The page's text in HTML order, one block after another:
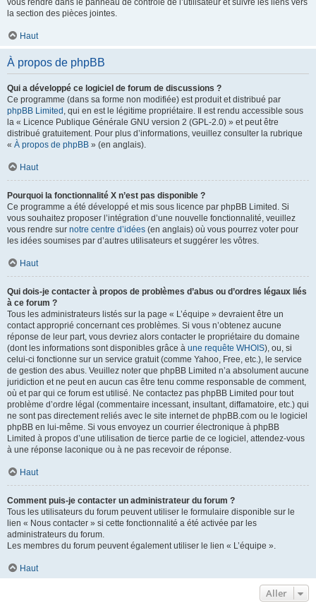
vous rendre dans le panneau de contrôle de l’utilisateur et suivre les liens vers
la section des pièces jointes.
Haut
À propos de phpBB
Qui a développé ce logiciel de forum de discussions ?
Ce programme (dans sa forme non modifiée) est produit et distribué par
phpBB Limited , qui en est le légitime propriétaire. Il est rendu accessible sous
la « Licence Publique Générale GNU version 2 (GPL-2.0) » et peut être
distribué gratuitement. Pour plus d’informations, veuillez consulter la rubrique
« À propos de phpBB » (en anglais).
Haut
Pourquoi la fonctionnalité X n’est pas disponible ?
Ce programme a été développé et mis sous licence par phpBB Limited. Si
vous souhaitez proposer l’intégration d’une nouvelle fonctionnalité, veuillez
vous rendre sur notre centre d’idées (en anglais) où vous pourrez voter pour
les idées soumises par d’autres utilisateurs et suggérer les vôtres.
Haut
Qui dois-je contacter à propos de problèmes d’abus ou d’ordres légaux liés
à ce forum ?
Tous les administrateurs listés sur la page « L’équipe » devraient être un
contact approprié concernant ces problèmes. Si vous n’obtenez aucune
réponse de leur part, vous devriez alors contacter le propriétaire du domaine
(dont les informations sont disponibles grâce à une requête WHOIS), ou, si
celui-ci fonctionne sur un service gratuit (comme Yahoo, Free, etc.), le service
de gestion des abus. Veuillez noter que phpBB Limited n’a absolument aucune
juridiction et ne peut en aucun cas être tenu comme responsable de comment,
où et par qui ce forum est utilisé. Ne contactez pas phpBB Limited pour tout
problème d’ordre légal (commentaire incessant, insultant, diffamatoire, etc.) qui
ne sont pas directement reliés avec le site internet de phpBB.com ou le logiciel
phpBB en lui-même. Si vous envoyez un courrier électronique à phpBB
Limited à propos d’une utilisation de tierce partie de ce logiciel, attendez-vous
à une réponse laconique ou à ne pas recevoir de réponse.
Haut
Comment puis-je contacter un administrateur du forum ?
Tous les utilisateurs du forum peuvent utiliser le formulaire disponible sur le
lien « Nous contacter » si cette fonctionnalité a été activée par les
administrateurs du forum.
Les membres du forum peuvent également utiliser le lien « L’équipe ».
Haut
Aller